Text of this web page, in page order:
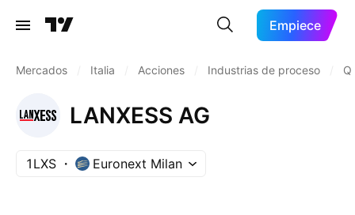
Empiece
Mercados Italia Acciones Industrias de proceso
LANXESS AG
1LXS Euronext Milan